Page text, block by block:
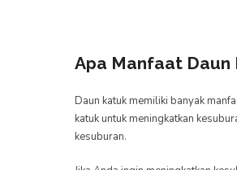
Apa Manfaat Daun
Daun katuk memiliki banyak
katuk untuk meningkatkan
kesuburan.